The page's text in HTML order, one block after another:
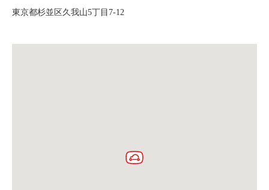
東京都杉並区久我山5丁目7-12